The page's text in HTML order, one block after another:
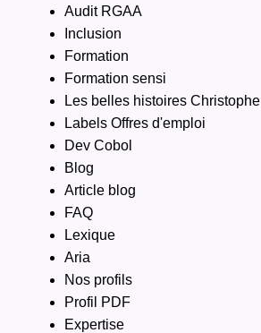
Audit RGAA
Inclusion
Formation
Formation sensi
Les belles histoires Christophe
Labels Offres d'emploi
Dev Cobol
Blog
Article blog
FAQ
Lexique
Aria
Nos profils
Profil PDF
Expertise